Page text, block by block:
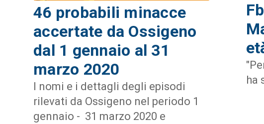
46 probabili minacce
accertate da Ossigeno
dal 1 gennaio al 31
marzo 2020
I nomi e i dettagli degli episodi
rilevati da Ossigeno nel periodo 1
gennaio - 31 marzo 2020 e
ha